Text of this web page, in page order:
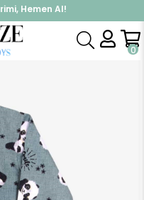
Hemen Al!
Hemen Üye Ol!
0
Takımı